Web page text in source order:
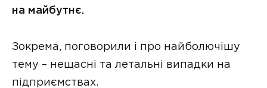
на майбутнє.
Зокрема, поговорили і про найболючішу
тему – нещасні та летальні випадки на
підприємствах.